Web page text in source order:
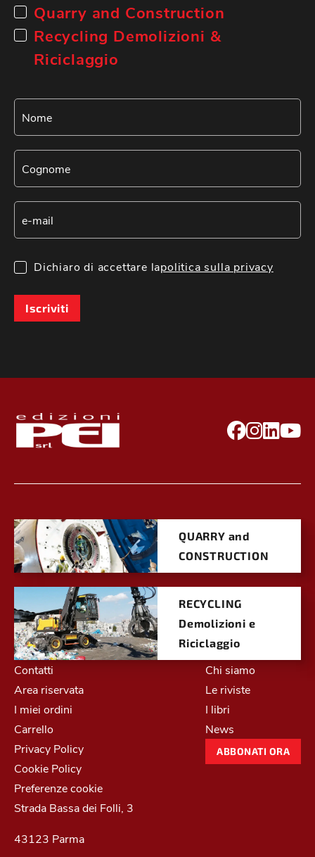
Quarry and Construction
Recycling Demolizioni &
Riciclaggio
Dichiaro di accettare lapolitica sulla privacy
Iscriviti
QUARRY and
CONSTRUCTION
RECYCLING
Demolizioni e
Riciclaggio
Contatti
Area riservata
I miei ordini
Carrello
Privacy Policy
Cookie Policy
Preferenze cookie
Chi siamo
Le riviste
I libri
News
ABBONATI ORA
Strada Bassa dei Folli, 3
43123 Parma